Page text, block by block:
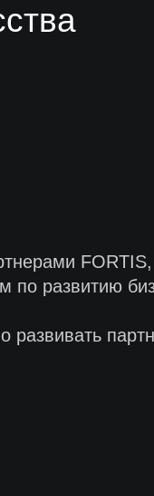
по развитию